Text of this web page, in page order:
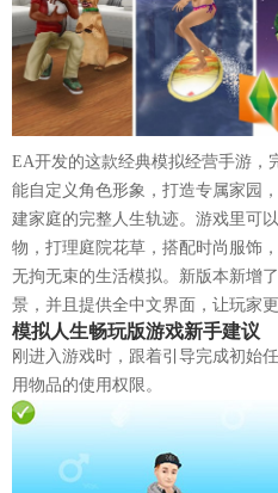
EA开发的这款经典模拟经营手游，
能自定义角色形象，打造专属家园
建家庭的完整人生轨迹。游戏里可
物，打理庭院花草，搭配时尚服饰
无拘无束的生活模拟。新版本新增
景，并且提供全中文界面，让玩家
模拟人生畅玩版游戏新手建议
刚进入游戏时，跟着引导完成初始
用物品的使用权限。